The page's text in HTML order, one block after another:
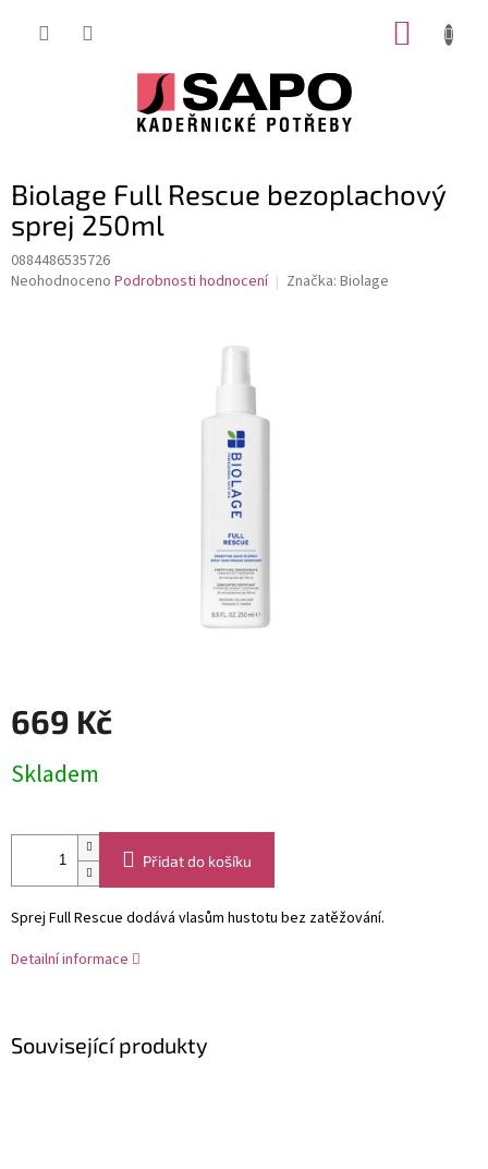
Biolage Full Rescue bezoplachový
sprej 250ml
0884486535726
Průměrné
Neohodnoceno Podrobnosti hodnocení Značka: Biolage
669 Kč
cena:
Skladem
Přidat do košíku
Sprej Full Rescue dodává vlasům hustotu bez zatěžování.
Detailní informace
Související produkty